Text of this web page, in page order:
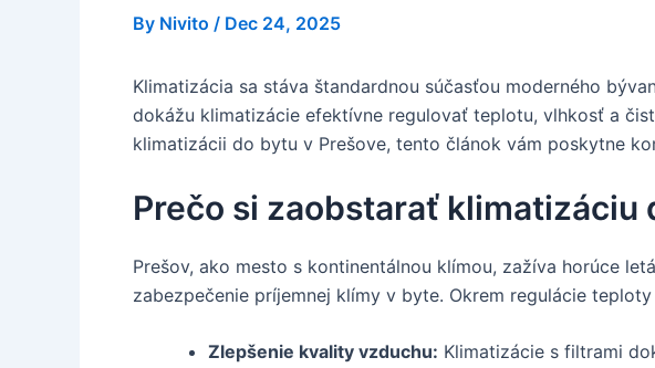
By Nivito / Dec 24, 2025
Klimatizácia sa stáva štandardnou súčasťou moderného
dokážu klimatizácie efektívne regulovať teplotu, vlhkosť a
klimatizácii do bytu v Prešove, tento článok vám poskytne
Prečo si zaobstarať klimatizáciu
Prešov, ako mesto s kontinentálnou klímou, zažíva horúce
zabezpečenie príjemnej klímy v byte. Okrem regulácie
Zlepšenie kvality vzduchu: Klimatizácie s filtrami